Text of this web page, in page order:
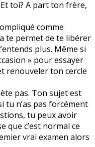
toi? A part ton frère,
comme
te permet de te libérer
plus. Même si
» pour essayer
renouveler ton cercle
pas. Ton sujet est
tu n’as pas forcément
tu peux avoir
que c’est normal ce
vrai examen alors